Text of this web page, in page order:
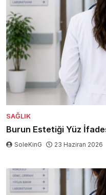
SAĞLIK
Burun Estetiği Yüz
SoleKinG 23 Haziran 2026